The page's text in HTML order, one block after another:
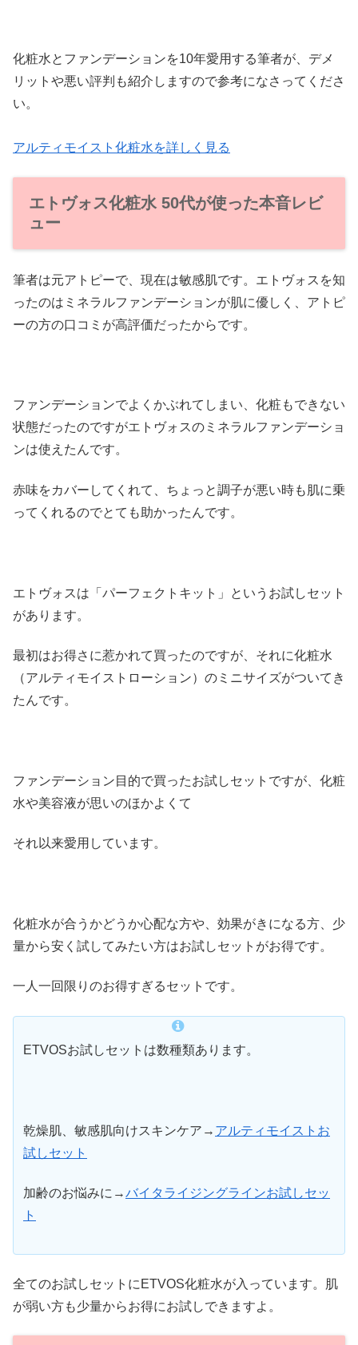
化粧水とファンデーションを10年愛用する筆者が、デメ
リットや悪い評判も紹介しますので参考になさってくださ
い。
アルティモイスト化粧水を詳しく見る
エトヴォス化粧水 50代が使った本音レビ
ュー
筆者は元アトピーで、現在は敏感肌です。エトヴォスを知
ったのはミネラルファンデーションが肌に優しく、アトピ
ーの方の口コミが高評価だったからです。
ファンデーションでよくかぶれてしまい、化粧もできない
状態だったのですがエトヴォスのミネラルファンデーショ
ンは使えたんです。
赤味をカバーしてくれて、ちょっと調子が悪い時も肌に乗
ってくれるのでとても助かったんです。
エトヴォスは「パーフェクトキット」というお試しセット
があります。
最初はお得さに惹かれて買ったのですが、それに化粧水
（アルティモイストローション）のミニサイズがついてき
たんです。
ファンデーション目的で買ったお試しセットですが、化粧
水や美容液が思いのほかよくて
それ以来愛用しています。
化粧水が合うかどうか心配な方や、効果がきになる方、少
量から安く試してみたい方はお試しセットがお得です。
一人一回限りのお得すぎるセットです。
ETVOSお試しセットは数種類あります。
乾燥肌、敏感肌向けスキンケア→ アルティモイストお
試しセット
加齢のお悩みに→バイタライジングラインお試しセッ
ト
全てのお試しセットにETVOS化粧水が入っています。肌
が弱い方も少量からお得にお試しできますよ。